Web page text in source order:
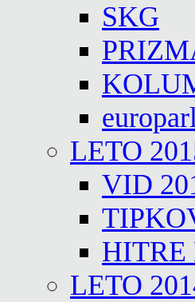
SKG
LETO
VID
HITRE
LETO